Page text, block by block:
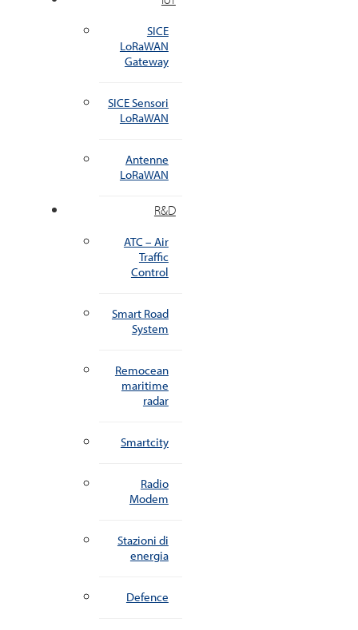
SICE
LoRaWAN
Gateway
SICE Sensori
LoRaWAN
Antenne
LoRaWAN
R&D
ATC – Air
Traffic
Control
Smart Road
System
Remocean
maritime
radar
Smartcity
Radio
Modem
Stazioni di
energia
Defence